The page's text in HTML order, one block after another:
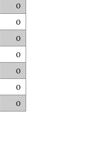
0
0
0
0
0
0
0